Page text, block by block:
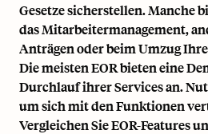
Gesetze sicherstellen. Manche
das Mitarbeitermanagement,
Anträgen oder beim Umzug
Die meisten EOR bieten eine
Durchlauf ihrer Services an.
um sich mit den Funktionen
Vergleichen Sie EOR-Features